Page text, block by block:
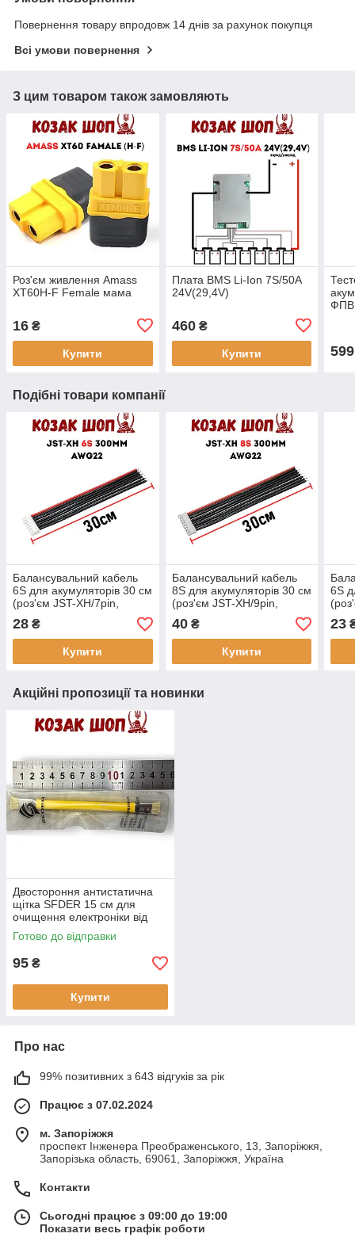
Повернення товару впродовж 14 днів за рахунок покупця
Всі умови повернення
З цим товаром також замовляють
Роз'єм живлення Amass
XT60H-F Female мама
16 ₴
Купити
Плата BMS Li-Ion 7S/50А
24V(29,4V)
460₴
Купити
ФПВ
599
Подібні товари компанії
Балансувальний кабель
6S для акумуляторів 30 см
(роз'єм JST-XH/7pin,
силікон 22AWG)
28 ₴
Купити
Балансувальний кабель
8S для акумуляторів 30 см
(роз'єм JST-XH/9pin,
силікон 22AWG)
40₴
Купити
6S
23
Акційні пропозиції та новинки
Двостороння антистатична
щітка SFDER 15 см для
очищення електроніки від
Козак Шоп
Готово до відправки
95 ₴
Купити
Про нас
99% позитивних з 643 відгуків за рік
Працює з 07.02.2024
м. Запоріжжя
проспект Інженера Преображенського, 13, Запоріжжя,
Запорізька область, 69061, Запоріжжя, Україна
Контакти
Сьогодні працює з 09:00 до 19:00
Показати весь графік роботи